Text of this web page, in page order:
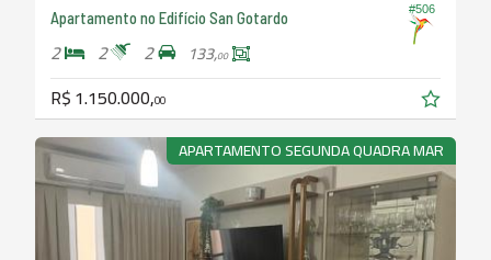
#506
Apartamento no Edifício San Gotardo
2 2 2 133,00
R$ 1.150.000,00
APARTAMENTO SEGUNDA QUADRA MAR